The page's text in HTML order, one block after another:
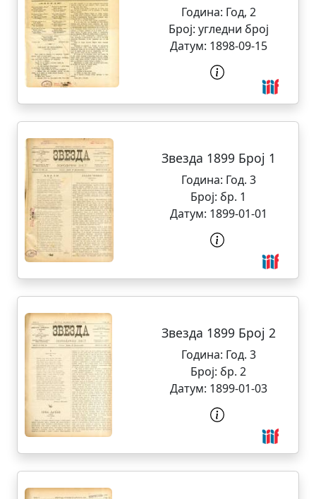
Година: Год, 2
Број: угледни број
Датум: 1898-09-15
Звезда 1899 Број 1
Година: Год. 3
Број: бр. 1
Датум: 1899-01-01
Звезда 1899 Број 2
Година: Год. 3
Број: бр. 2
Датум: 1899-01-03